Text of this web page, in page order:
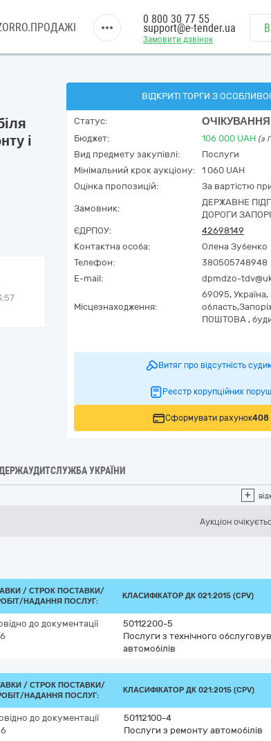
Замовити дзвінок
0 800 30 77 55
support@e-tender.ua
і
ВІДКРИТІ ТОРГИ З
Статус:
Бюджет: 106 000 UAH (з
Вид предмету закупівлі:
Послуги
Мінімальний крок аукціону:
1 060 UAH
Оцінка пропозицій:
За вартістю
Замовник:
ДЕРЖАВНЕ
ДОРОГИ
ЄДРПОУ:
42698149
Контактна особа:
Олена Зубенко
Телефон:
380505748948
E-mail:
dpmdzo-
Місцезнаходження:
69095, Україна,
область,
ПОШТОВА ,
Витяг про відсутність
Реєстр корупційних
Сформувати рахунок408
УКРАЇНИ
+
Аукціон
/ СТРОК ПОСТАВКИ/
НАДАННЯ ПОСЛУГ:
КЛАСИФІКАТОР ДК 021:2015 (CPV)
до документації
50112200-5
Послуги з технічного
автомобілів
/ СТРОК ПОСТАВКИ/
НАДАННЯ ПОСЛУГ:
КЛАСИФІКАТОР ДК 021:2015 (CPV)
до документації
50112100-4
Послуги з ремонту автомобілів